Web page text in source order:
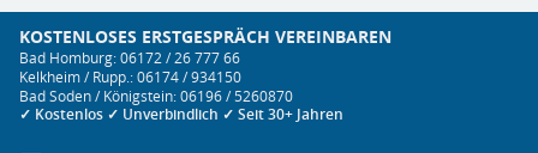
KOSTENLOSES ERSTGESPRÄCH VEREINBAREN
Bad Homburg: 06172 / 26 777 66
Kelkheim / Rupp.: 06174 / 934150
Bad Soden / Königstein: 06196 / 5260870
✓ Kostenlos ✓ Unverbindlich ✓ Seit 30+ Jahren